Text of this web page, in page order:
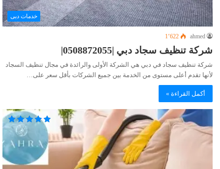
خدمات دبى
ahmed 1٬622
شركة تنظيف سجاد دبي |0508872055|
شركة تنظيف سجاد في دبي هي الشركة الأولى والرائدة في مجال تنظيف السجاد
لأنها تقدم أعلى مستوى من الخدمة بين جميع الشركات بأقل سعر على…
أكمل القراءة »